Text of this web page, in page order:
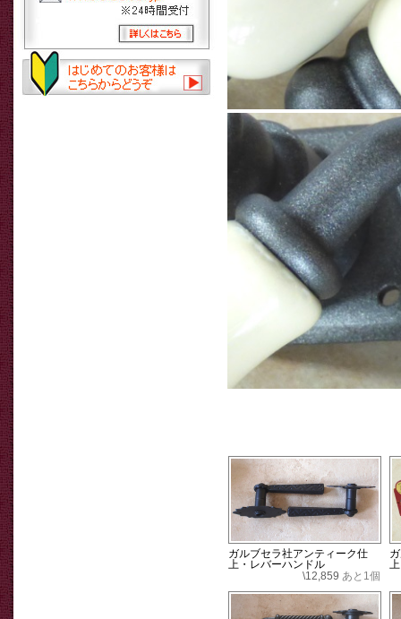
ガルブセラ社アンティーク仕
上・レバーハンドル
\12,859 あと1個